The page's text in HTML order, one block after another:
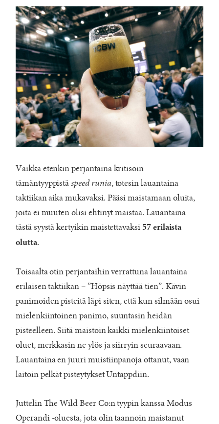
Vaikka etenkin perjantaina kritisoin
tämäntyyppistäspeed runia, totesin lauantaina
taktiikan aika mukavaksi. Pääsi maistamaan oluita,
joita ei muuten olisi ehtinyt maistaa. Lauantaina
tästä syystä kertyikin maistettavaksi 57 erilaista
olutta.
Toisaalta otin perjantaihin verrattuna lauantaina
erilaisen taktiikan – ”Höpsis näyttää tien”. Kävin
panimoiden pisteitä läpi siten, että kun silmään osui
mielenkiintoinen panimo, suuntasin heidän
pisteelleen. Siitä maistoin kaikki mielenkiintoiset
oluet, merkkasin ne ylös ja siirryin seuraavaan.
Lauantaina en juuri muistiinpanoja ottanut, vaan
laitoin pelkät pisteytykset Untappdiin.
Juttelin The Wild Beer Co:n tyypin kanssa Modus
Operandi -oluesta, jota olin taannoin maistanut